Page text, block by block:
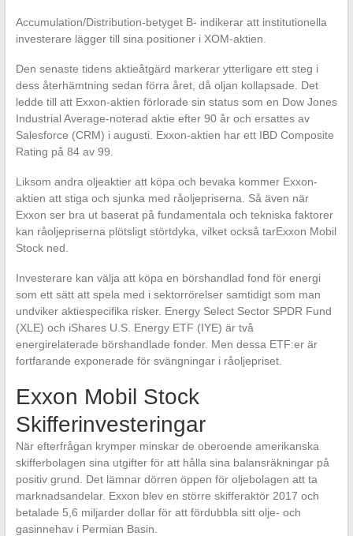
Accumulation/Distribution-betyget B- indikerar att institutionella
investerare lägger till sina positioner i XOM-aktien.
Den senaste tidens aktieåtgärd markerar ytterligare ett steg i
dess återhämtning sedan förra året, då oljan kollapsade. Det
ledde till att Exxon-aktien förlorade sin status som en Dow Jones
Industrial Average-noterad aktie efter 90 år och ersattes av
Salesforce (CRM) i augusti. Exxon-aktien har ett IBD Composite
Rating på 84 av 99.
Liksom andra oljeaktier att köpa och bevaka kommer Exxon-
aktien att stiga och sjunka med råoljepriserna. Så även när
Exxon ser bra ut baserat på fundamentala och tekniska faktorer
kan råoljepriserna plötsligt störtdyka, vilket också tarExxon Mobil
Stock ned.
Investerare kan välja att köpa en börshandlad fond för energi
som ett sätt att spela med i sektorrörelser samtidigt som man
undviker aktiespecifika risker. Energy Select Sector SPDR Fund
(XLE) och iShares U.S. Energy ETF (IYE) är två
energirelaterade börshandlade fonder. Men dessa ETF:er är
fortfarande exponerade för svängningar i råoljepriset.
Exxon Mobil Stock
Skifferinvesteringar
När efterfrågan krymper minskar de oberoende amerikanska
skifferbolagen sina utgifter för att hålla sina balansräkningar på
positiv grund. Det lämnar dörren öppen för oljebolagen att ta
marknadsandelar. Exxon blev en större skifferaktör 2017 och
betalade 5,6 miljarder dollar för att fördubbla sitt olje- och
gasinnehav i Permian Basin.